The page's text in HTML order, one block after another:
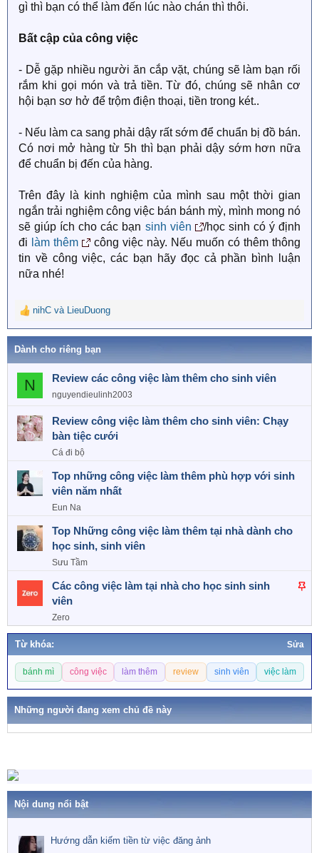
gì thì bạn có thể làm đến lúc nào chán thì thôi.
Bất cập của công việc
- Dễ gặp nhiều người ăn cắp vặt, chúng sẽ làm bạn rối
rắm khi gọi món và trả tiền. Từ đó, chúng sẽ nhân cơ
hội bạn sơ hở để trộm điện thoại, tiền trong két..
- Nếu làm ca sang phải dậy rất sớm để chuẩn bị đồ bán.
Có nơi mở hàng từ 5h thì bạn phải dậy sớm hơn nữa
để chuẩn bị đến của hàng.
Trên đây là kinh nghiệm của mình sau một thời gian
ngắn trải nghiệm công việc bán bánh mỳ, mình mong nó
sẽ giúp ích cho các bạn sinh viên
/học sinh có ý định
đi làm thêm
công việc này. Nếu muốn có thêm thông
tin về công việc, các bạn hãy đọc cả phần bình luận
nữa nhé!
R
e
c
t
n
s
:
nihC và LieuDuong
Dành cho riêng bạn
N Review các công việc làm thêm cho sinh viên
nguyendieulinh2003
Review công việc làm thêm cho sinh viên: Chạy
bàn tiệc cưới
Cá đi bộ
Top những công việc làm thêm phù hợp với sinh
viên năm nhất
Eun Na
Top Những công việc làm thêm tại nhà dành cho
học sinh, sinh viên
Sưu Tầm
D
l
a
Các công việc làm tại nhà cho học sinh sinh
viên
Zero
Từ khóa: Sửa
k
ó
a
bánh mì công việc làm thêm review sinh viên việc làm
Những người đang xem chủ đề này
Nội dung nổi bật
Hướng dẫn kiếm tiền từ việc đăng ảnh